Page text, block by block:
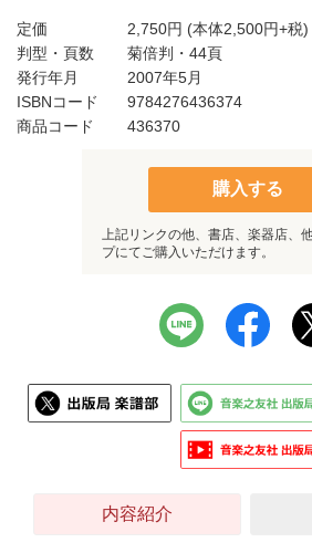
定価 2,750円 (本体2,500円+税)
判型・頁数
菊倍判・44頁
発行年月
2007年5月
ISBNコード
9784276436374
商品コード
436370
購入する
上記リンクの他、書店、楽器店、
プにてご購入いただけます。
内容紹介